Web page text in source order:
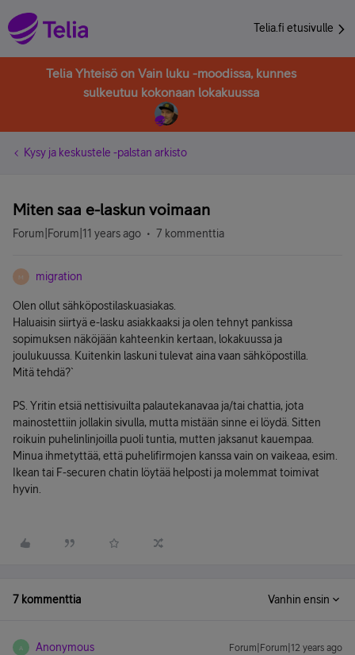
Telia.fi etusivulle
Telia Yhteisö on Vain luku -moodissa, kunnes
sulkeutuu kokonaan lokakuussa
Kysy ja keskustele -palstan arkisto
Miten saa e-laskun voimaan
Forum|Forum|11 years ago 7 kommenttia
M migration
Olen ollut sähköpostilaskuasiakas.
Haluaisin siirtyä e-lasku asiakkaaksi ja olen tehnyt pankissa
sopimuksen näköjään kahteenkin kertaan, lokakuussa ja
joulukuussa. Kuitenkin laskuni tulevat aina vaan sähköpostilla.
Mitä tehdä?`
PS. Yritin etsiä nettisivuilta palautekanavaa ja/tai chattia, jota
mainostettiin jollakin sivulla, mutta mistään sinne ei löydä. Sitten
roikuin puhelinlinjoilla puoli tuntia, mutten jaksanut kauempaa.
Minua ihmetyttää, että puhelifirmojen kanssa vain on vaikeaa, esim.
Ikean tai F-securen chatin löytää helposti ja molemmat toimivat
hyvin.
7 kommenttia Vanhin ensin
A Anonymous Forum|Forum|12 years ago